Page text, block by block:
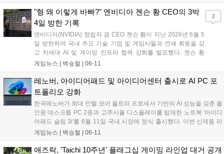
는 사용자를 겨냥해, 주머니에 들어가는 컴팩트한 크기와 강화된
배터리 효율을 갖춘 것이 특징이다. 터치 패널을 통한 정밀한 조
작과 최대 3대의 기기를 동시에 연결하는 이지 스위치 기능을 지
원해 멀티 디바이스 환경에서의 생산성을 한층 끌어올렸다....
"형 왜 이렇게 바빠?" 엔비디아 젠슨 황 CEO의 3박
4일 방한 기록
엔비디아(NVIDIA) 창립자 겸 CEO 젠슨 황이 지난 2026년 6월 5
일 방한하여 국내 주요 기술 기업 및 게임사들과 연쇄 회동을 갖
고 차세대 AI 및 게이밍 인프라 협력 강화를 발표했다. 젠슨 황
CEO는 e스포츠 구단 T1의 배이스캠프를 비롯한 서울 주요 PC방
스파크(RTX Spark)'를 게이머들에게 공개했다. 이번 방한은 한국
의 강력한 IT 인프라를 기반으로 차세대 그래픽 기술 및 AI 생태계
의 글로벌 거점을 공고히 하기 위해 마련됐다....
게임뉴스 | 백승철 06-11
2
레노버, 아이디어패드 및 아이디어센터 출시로 AI PC 포
트폴리오 강화
한국레노버가 최대 인텔 코어 울트라 프로세서 기반의 AI 성능을 갖춘 올
인원 데스크톱 PC 2종과 고주사율 디스플레이를 탑재한 노트북 '아이디
어패드 슬림 3i'를 6월 11일 국내 시장에 정식 출시했다. 이번 신제품 라
인업은 인텔의 최신 프로세서와 향상된 내장 그래픽을 통해 일상적인 업
레이 환경까지 폭넓게 지원하는 것이 특징이다....
게임뉴스 | 백승철 06-11
애즈락, 'Taichi 10주년' 플래그십 게이밍 라인업 대거 공개